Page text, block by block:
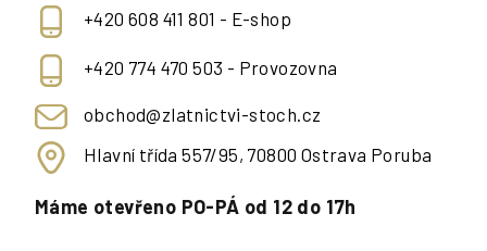
+420 608 411 801 - E-shop
+420 774 470 503 - Provozovna
obchod@zlatnictvi-stoch.cz
Hlavní třída 557/95, 70800 Ostrava Poruba
Máme otevřeno PO-PÁ od 12 do 17h